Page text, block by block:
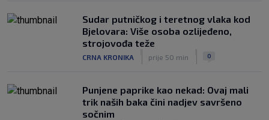
Sudar putničkog i teretnog vlaka kod
Bjelovara: Više osoba ozlijeđeno,
strojovođa teže
CRNA KRONIKA prije 50 min 0
Punjene paprike kao nekad: Ovaj mali
trik naših baka čini nadjev savršeno
sočnim